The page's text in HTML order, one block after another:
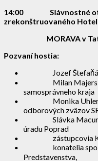
14:00
Slávnostné
zrekonštruovaného
MORAVA v
Pozvaní hostia:
Jozef Štefaňák –
Milan Majerský –
samosprávneho kraja
Monika Uhlerová
odborových zväzov
Slávka
úradu Poprad
zástupcovia
konatelia
Predstavenstva,